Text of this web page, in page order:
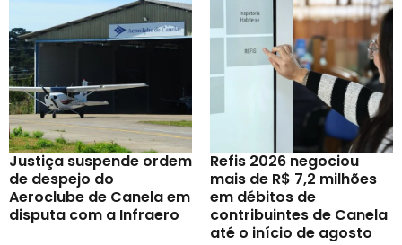
Justiça suspende ordem
de despejo do
Aeroclube de Canela em
disputa com a Infraero
Refis 2026 negociou
mais de R$ 7,2 milhões
em débitos de
contribuintes de Canela
até o início de agosto